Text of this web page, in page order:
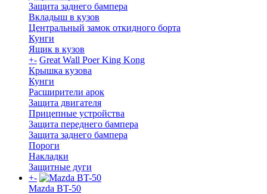
Защита заднего бампера
Вкладыш в кузов
Центральный замок откидного борта
Кунги
Ящик в кузов
+- Great Wall Poer King Kong
Крышка кузова
Кунги
Расширители арок
Защита двигателя
Прицепные устройства
Защита переднего бампера
Защита заднего бампера
Пороги
Накладки
Защитные дуги
+-
Mazda BT-50